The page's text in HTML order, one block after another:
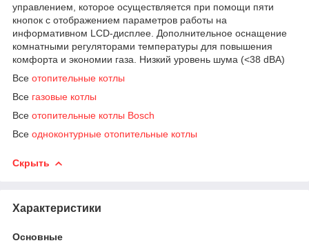
управлением, которое осуществляется при помощи пяти
кнопок с отображением параметров работы на
информативном LCD-дисплее. Дополнительное оснащение
комнатными регуляторами температуры для повышения
комфорта и экономии газа. Низкий уровень шума (<38 dBA)
Все отопительные котлы
Все газовые котлы
Все отопительные котлы Bosch
Все одноконтурные отопительные котлы
Скрыть
Характеристики
Основные